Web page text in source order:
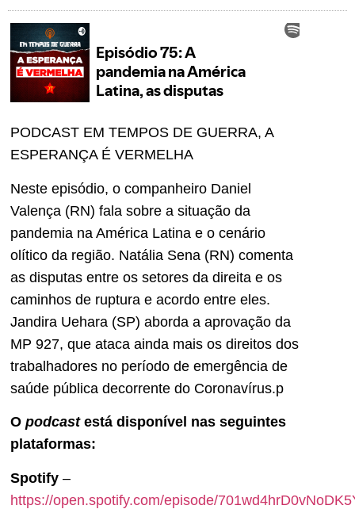
PODCAST EM TEMPOS DE GUERRA, A
ESPERANÇA É VERMELHA
Neste episódio, o companheiro Daniel
Valença (RN) fala sobre a situação da
pandemia na América Latina e o cenário
olítico da região. Natália Sena (RN) comenta
as disputas entre os setores da direita e os
caminhos de ruptura e acordo entre eles.
Jandira Uehara (SP) aborda a aprovação da
MP 927, que ataca ainda mais os direitos dos
trabalhadores no período de emergência de
saúde pública decorrente do Coronavírus.p
O podcastestá disponível nas seguintes
plataformas:
Spotify –
https://open.spotify.com/episode/